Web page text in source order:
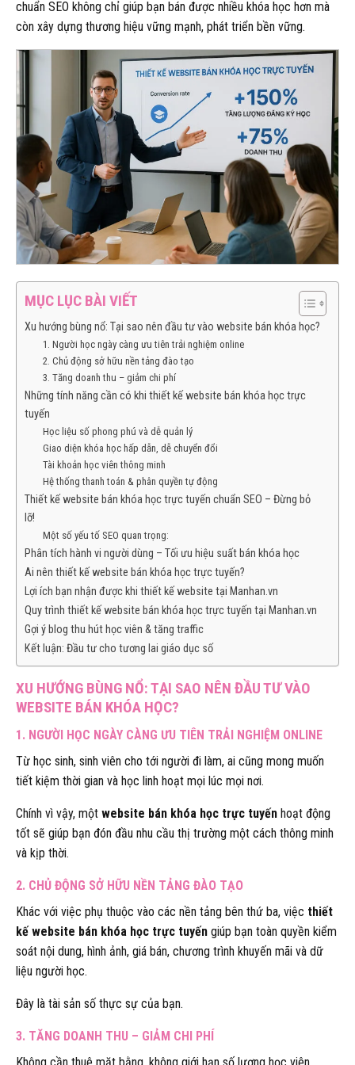
chuẩn SEO không chỉ giúp bạn bán được nhiều khóa học hơn mà
còn xây dựng thương hiệu vững mạnh, phát triển bền vững.
MỤC LỤC BÀI VIẾT
Xu hướng bùng nổ: Tại sao nên đầu tư vào website bán khóa học?
1. Người học ngày càng ưu tiên trải nghiệm online
2. Chủ động sở hữu nền tảng đào tạo
3. Tăng doanh thu – giảm chi phí
Những tính năng cần có khi thiết kế website bán khóa học trực
tuyến
Học liệu số phong phú và dễ quản lý
Giao diện khóa học hấp dẫn, dễ chuyển đổi
Tài khoản học viên thông minh
Hệ thống thanh toán & phân quyền tự động
Thiết kế website bán khóa học trực tuyến chuẩn SEO – Đừng bỏ
lỡ!
Một số yếu tố SEO quan trọng:
Phân tích hành vi người dùng – Tối ưu hiệu suất bán khóa học
Ai nên thiết kế website bán khóa học trực tuyến?
Lợi ích bạn nhận được khi thiết kế website tại Manhan.vn
Quy trình thiết kế website bán khóa học trực tuyến tại Manhan.vn
Gợi ý blog thu hút học viên & tăng traffic
Kết luận: Đầu tư cho tương lai giáo dục số
XU HƯỚNG BÙNG NỔ: TẠI SAO NÊN ĐẦU TƯ VÀO
WEBSITE BÁN KHÓA HỌC?
1. NGƯỜI HỌC NGÀY CÀNG ƯU TIÊN TRẢI NGHIỆM ONLINE
Từ học sinh, sinh viên cho tới người đi làm, ai cũng mong muốn
tiết kiệm thời gian và học linh hoạt mọi lúc mọi nơi.
Chính vì vậy, một website bán khóa học trực tuyến hoạt động
tốt sẽ giúp bạn đón đầu nhu cầu thị trường một cách thông minh
và kịp thời.
2. CHỦ ĐỘNG SỞ HỮU NỀN TẢNG ĐÀO TẠO
Khác với việc phụ thuộc vào các nền tảng bên thứ ba, việc thiết
kế website bán khóa học trực tuyến giúp bạn toàn quyền kiểm
soát nội dung, hình ảnh, giá bán, chương trình khuyến mãi và dữ
liệu người học.
Đây là tài sản số thực sự của bạn.
3. TĂNG DOANH THU – GIẢM CHI PHÍ